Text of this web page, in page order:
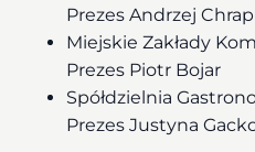
Prezes Andrzej
Miejskie Zakłady
Prezes Piotr Bojar
Spółdzielnia
Prezes Justyna